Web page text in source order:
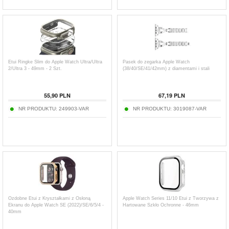
Etui Ringke Slim do Apple Watch Ultra/Ultra
2/Ultra 3 - 49mm - 2 Szt.
55,90 PLN
NR PRODUKTU: 249903-VAR
Pasek do zegarka Apple Watch
(38/40/SE/41/42mm) z diamentami i stali
67,19 PLN
NR PRODUKTU: 3019087-VAR
Ozdobne Etui z Kryształkami z Osłoną
Ekranu do Apple Watch SE (2022)/SE/6/5/4 -
40mm
Apple Watch Series 11/10 Etui z Tworzywa z
Hartowane Szkło Ochronne - 46mm